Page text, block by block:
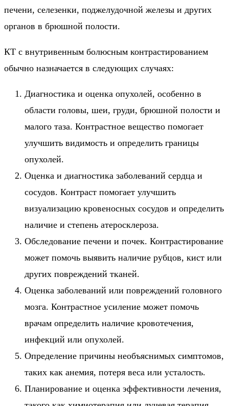
печени, селезенки, поджелудочной железы и других
органов в брюшной полости.
КТ с внутривенным болюсным контрастированием
обычно назначается в следующих случаях:
Диагностика и оценка опухолей, особенно в
области головы, шеи, груди, брюшной полости и
малого таза. Контрастное вещество помогает
улучшить видимость и определить границы
опухолей.
Оценка и диагностика заболеваний сердца и
сосудов. Контраст помогает улучшить
визуализацию кровеносных сосудов и определить
наличие и степень атеросклероза.
Обследование печени и почек. Контрастирование
может помочь выявить наличие рубцов, кист или
других повреждений тканей.
Оценка заболеваний или повреждений головного
мозга. Контрастное усиление может помочь
врачам определить наличие кровотечения,
инфекций или опухолей.
Определение причины необъяснимых симптомов,
таких как анемия, потеря веса или усталость.
Планирование и оценка эффективности лечения,